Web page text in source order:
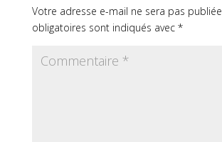
Votre adresse e-mail ne sera pas publiée.
obligatoires sont indiqués avec *